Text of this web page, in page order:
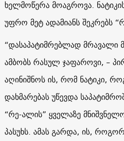
ხელმოწერა მოაგროვა.
უფრო მეტ ადამიანს შეკრებს
“დასაპატიმრებლად მრავალი
ამბობს რასულ ჯაფაროვი, –
აღინიშნოს ის, რომ ნატიკი,
დახმარებას უწევდა
“რე-ალის” ყველაზე
პასუხს. ამას გარდა, ის,